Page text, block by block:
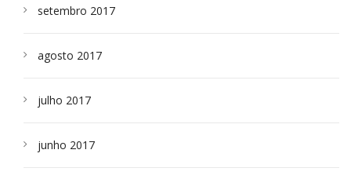
setembro 2017
agosto 2017
julho 2017
junho 2017